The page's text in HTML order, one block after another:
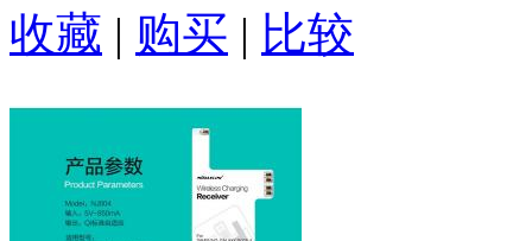
收藏 | 购买 | 比较